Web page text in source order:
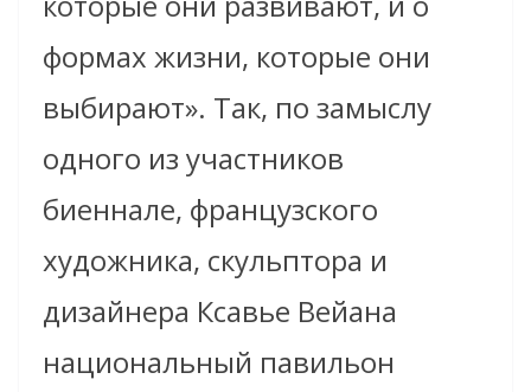
формах жизни, которые они
выбирают». Так, по замыслу
одного из участников
биеннале, французского
художника, скульптора и
дизайнера Ксавье Вейана
национальный павильон